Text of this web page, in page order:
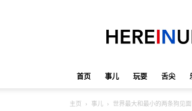
首页 事儿 玩耍 舌尖
主页 事儿 世界最大和最小的两条狗见